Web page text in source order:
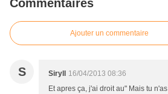
Commentaires
Ajouter un commentaire
S Siryll
16/04/2013 08:36
Et apres ça, j'ai droit au" Mais tu